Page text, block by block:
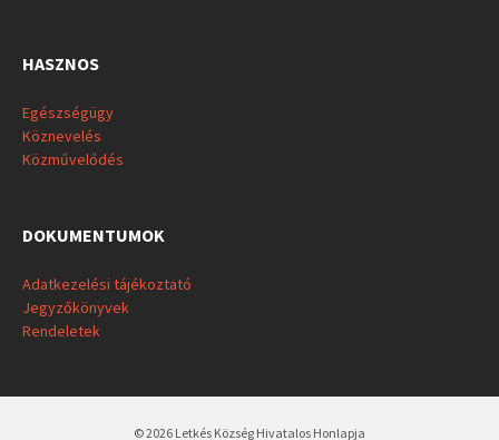
HASZNOS
Egészségügy
Köznevelés
Közművelődés
DOKUMENTUMOK
Adatkezelési tájékoztató
Jegyzőkönyvek
Rendeletek
© 2026 Letkés Község Hivatalos Honlapja